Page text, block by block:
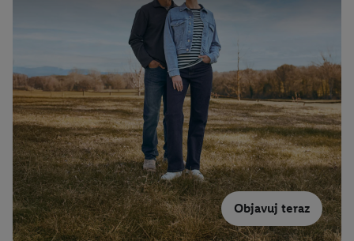
Objavuj teraz